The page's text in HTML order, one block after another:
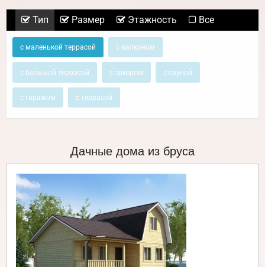
Тип Размер Этажность Все
с маленькой террасой с балконом
с большой террасой с эркером с сауной
с гаражом с террасой
Дачные дома из бруса